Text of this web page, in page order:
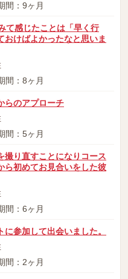
間：9ヶ月
て感じたことは「早く行
おけばよかったなと思いま
間：8ヶ月
らのアプローチ
間：5ヶ月
撮り直すことになりコース
ら初めてお見合いをした彼
間：6ヶ月
参加して出会いました。
間：2ヶ月